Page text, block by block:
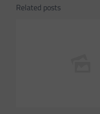
Related posts